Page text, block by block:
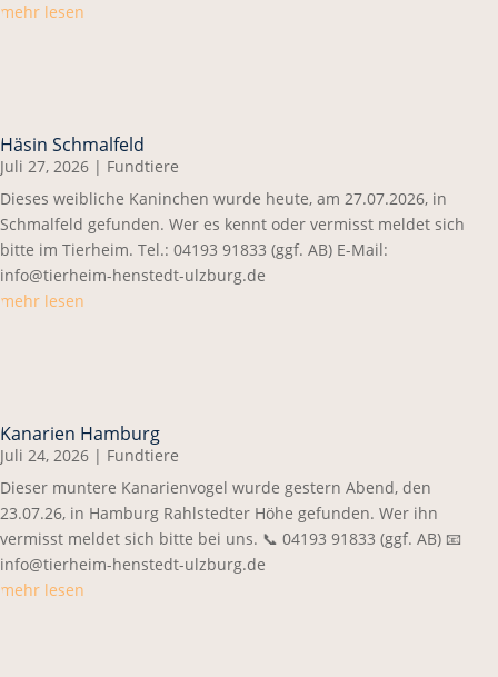
mehr lesen
Häsin Schmalfeld
Juli 27, 2026 | Fundtiere
Dieses weibliche Kaninchen wurde heute, am 27.07.2026, in
Schmalfeld gefunden. Wer es kennt oder vermisst meldet sich
bitte im Tierheim. Tel.: 04193 91833 (ggf. AB) E-Mail:
info@tierheim-henstedt-ulzburg.de
mehr lesen
Kanarien Hamburg
Juli 24, 2026 | Fundtiere
Dieser muntere Kanarienvogel wurde gestern Abend, den
23.07.26, in Hamburg Rahlstedter Höhe gefunden. Wer ihn
vermisst meldet sich bitte bei uns. 📞 04193 91833 (ggf. AB) 📧
info@tierheim-henstedt-ulzburg.de
mehr lesen